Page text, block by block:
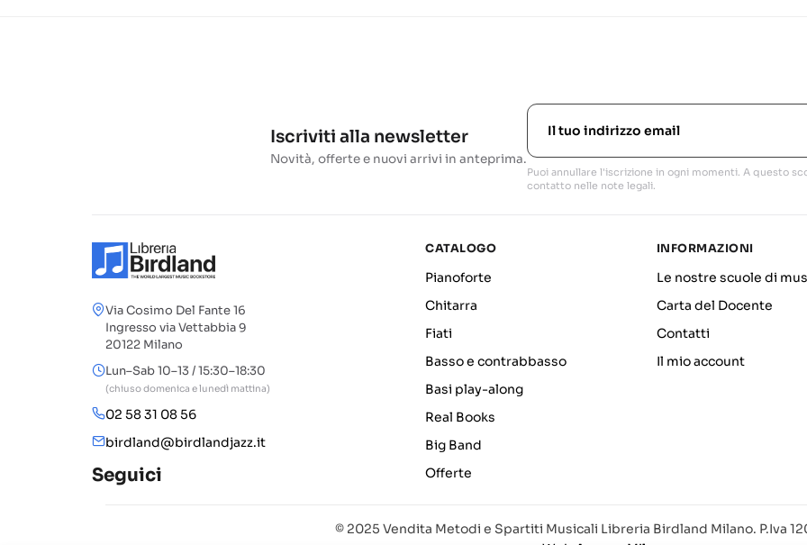
Iscriviti alla newsletter
Novità, offerte e nuovi arrivi in anteprima.
Puoi annullare l'iscrizione in ogni momenti. A questo
contatto nelle note legali.
Via Cosimo Del Fante 16
Ingresso via Vettabbia 9
20122 Milano
Lun–Sab 10–13 / 15:30–18:30
(chiuso domenica e lunedì mattina)
02 58 31 08 56
birdland@birdlandjazz.it
Seguici
CATALOGO
Pianoforte
Chitarra
Fiati
Basso e contrabbasso
Basi play-along
Real Books
Big Band
Offerte
INFORMAZIONI
Le nostre scuole di
Carta del Docente
Contatti
Il mio account
© 2025 Vendita Metodi e Spartiti Musicali Libreria Birdland Milano. P.Iva